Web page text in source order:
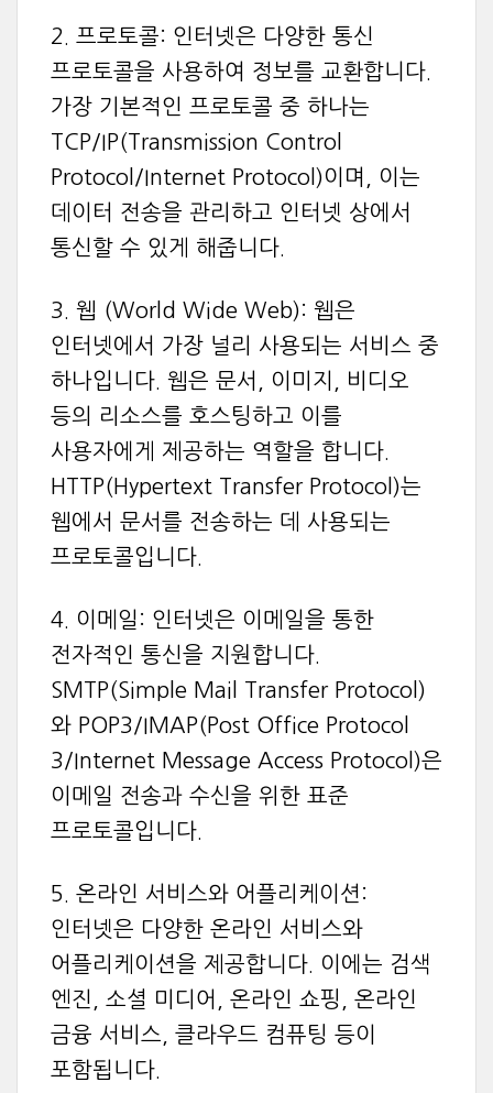
2. 프로토콜: 인터넷은 다양한 통신
프로토콜을 사용하여 정보를 교환합니다.
가장 기본적인 프로토콜 중 하나는
TCP/IP(Transmission Control
Protocol/Internet Protocol)이며, 이는
데이터 전송을 관리하고 인터넷 상에서
통신할 수 있게 해줍니다.
3. 웹 (World Wide Web): 웹은
인터넷에서 가장 널리 사용되는 서비스 중
하나입니다. 웹은 문서, 이미지, 비디오
등의 리소스를 호스팅하고 이를
사용자에게 제공하는 역할을 합니다.
HTTP(Hypertext Transfer Protocol)는
웹에서 문서를 전송하는 데 사용되는
프로토콜입니다.
4. 이메일: 인터넷은 이메일을 통한
전자적인 통신을 지원합니다.
SMTP(Simple Mail Transfer Protocol)
와 POP3/IMAP(Post Office Protocol
3/Internet Message Access Protocol)은
이메일 전송과 수신을 위한 표준
프로토콜입니다.
5. 온라인 서비스와 어플리케이션:
인터넷은 다양한 온라인 서비스와
어플리케이션을 제공합니다. 이에는 검색
엔진, 소셜 미디어, 온라인 쇼핑, 온라인
금융 서비스, 클라우드 컴퓨팅 등이
포함됩니다.